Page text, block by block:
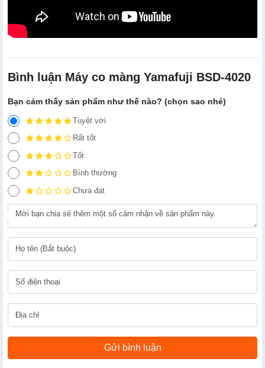
Bình luận Máy co màng Yamafuji BSD-4020
Bạn cảm thấy sản phẩm như thế nào? (chọn sao nhé)
Tuyệt vời
Rất tốt
Tốt
Bình thường
Chưa đạt